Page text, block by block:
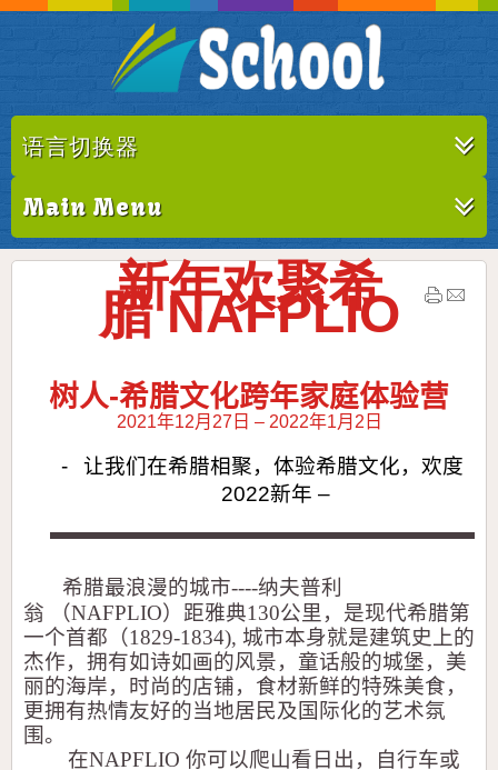
语言切换器
Main Menu
新年欢聚希
腊NAFPLIO
树人-希腊文化跨年家庭体验营
2021年12月 27 日 – 2022年1月 2 日
-
让我们在希腊相聚，体验希腊文化，欢度
2022新年 –
希腊最浪漫的城市----纳夫普利
翁 （NAFPLIO） 距雅典130公里，是现代希腊第
一个首都 （1829-1834), 城市本身就是建筑史上的
杰作，拥有如诗如画的风景，童话般的城堡，美
丽的海岸，时尚的店铺，食材新鲜的特殊美食，
更拥有热情友好的当地居民及国际化的艺术氛
围。
在NAPFLIO 你可以爬山看日出，自行车或